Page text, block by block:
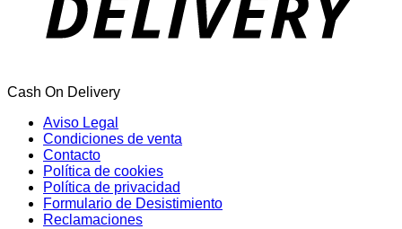
Cash On Delivery
Aviso Legal
Condiciones de venta
Contacto
Política de cookies
Política de privacidad
Formulario de Desistimiento
Reclamaciones